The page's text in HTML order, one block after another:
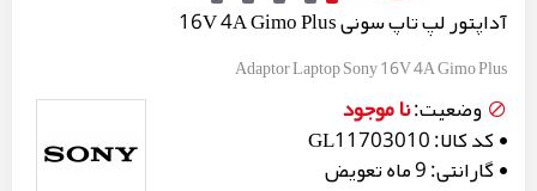
آداپتور لپ تاپ سونی 16V 4A Gimo Plus
Adaptor Laptop Sony 16V 4A Gimo Plus
وضعیت:نا موجود
کد کالا:GL11703010
گارانتی:9 ماه تعویض